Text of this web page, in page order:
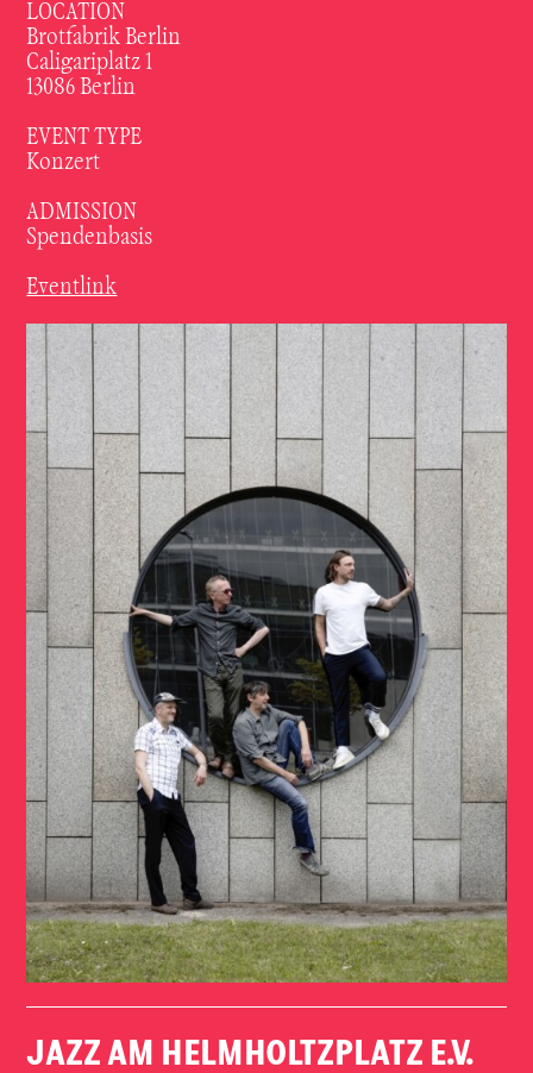
LOCATION
Brotfabrik Berlin
Caligariplatz 1
13086 Berlin
EVENT TYPE
Konzert
ADMISSION
Spendenbasis
Eventlink
JAZZ AM HELMHOLTZPLATZ E.V.